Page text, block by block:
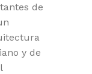
de
y de